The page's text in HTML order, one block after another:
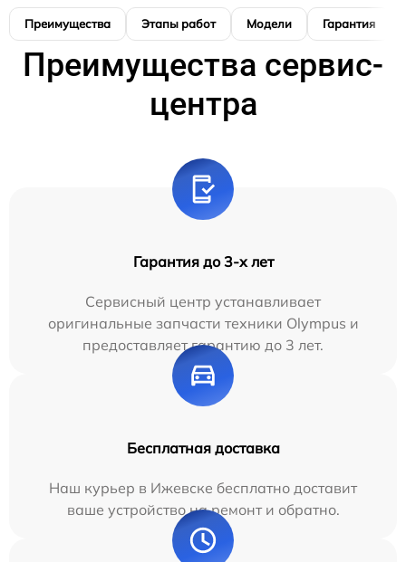
Преимущества Этапы работ Модели Гарантия
Преимущества сервис-
центра
Гарантия до 3-х лет
Сервисный центр устанавливает
оригинальные запчасти техники Olympus и
предоставляет гарантию до 3 лет.
Бесплатная доставка
Наш курьер в Ижевске бесплатно доставит
ваше устройство на ремонт и обратно.